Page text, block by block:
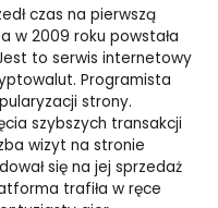
czas na pierwszą
w 2009 roku powstała
to serwis internetowy
Programista
strony.
szybszych transakcji
wizyt na stronie
się na jej sprzedaż
trafiła w ręce